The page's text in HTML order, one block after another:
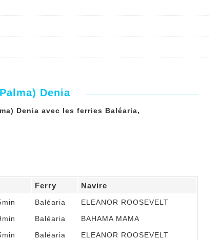
Denia
Denia avec les ferries Baléaria,
Ferry Navire
Baléaria
ELEANOR ROOSEVELT
Baléaria
BAHAMA MAMA
Baléaria
ELEANOR ROOSEVELT